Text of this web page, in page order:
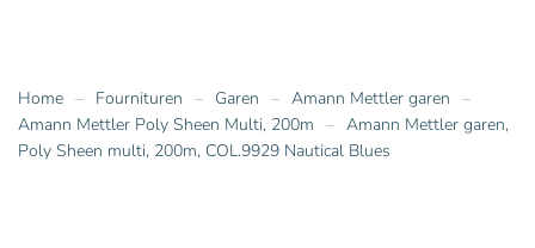
Home Fournituren Garen
Amann Mettler garen
Amann Mettler Poly Sheen Multi, 200m
Amann Mettler garen,
Poly Sheen multi, 200m, COL.9929 Nautical Blues